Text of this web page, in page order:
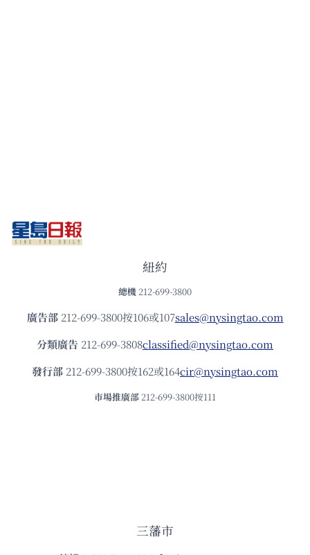
紐約
總機 212-699-3800
廣告部212-699-3800按106或107sales@nysingtao.com
分類廣告 212-699-3808classified@nysingtao.com
發⾏部 212-699-3800按162或164cir@nysingtao.com
市場推廣部 212-699-3800按111
三藩市